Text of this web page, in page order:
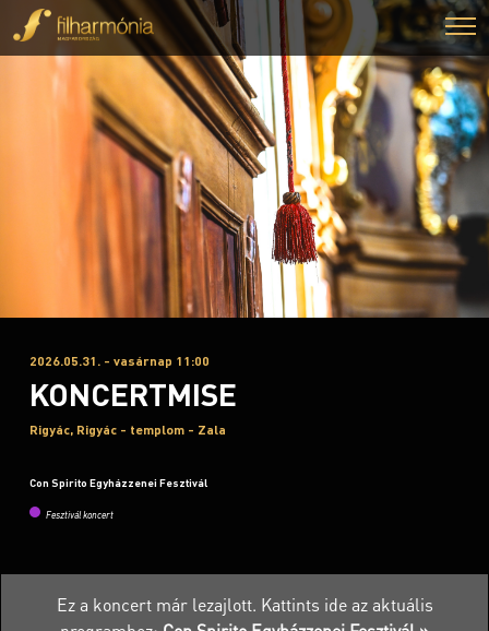
2026.05.31. - vasárnap 11:00
KONCERTMISE
Rigyác, Rigyác - templom - Zala
Con Spirito Egyházzenei Fesztivál
Fesztivál koncert
Ez a koncert már lezajlott. Kattints ide az aktuális